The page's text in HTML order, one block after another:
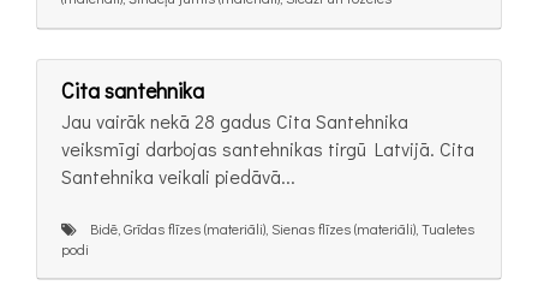
Cita santehnika
Jau vairāk nekā 28 gadus Cita Santehnika
veiksmīgi darbojas santehnikas tirgū Latvijā. Cita
Santehnika veikali piedāvā...
Bidē, Grīdas flīzes (materiāli), Sienas flīzes (materiāli), Tualetes
podi